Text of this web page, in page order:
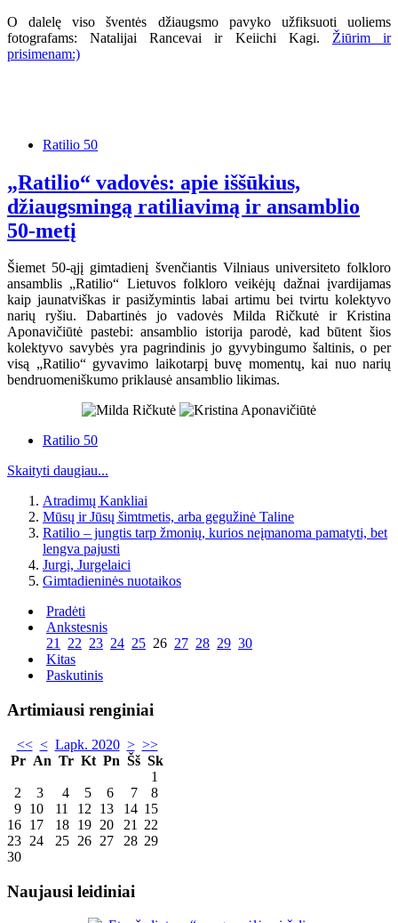
O dalelę viso šventės džiaugsmo pavyko užfiksuoti uoliems
fotografams: Natalijai Rancevai ir Keiichi Kagi. Žiūrim ir
prisimenam:)
Ratilio 50
„Ratilio“ vadovės: apie iššūkius,
džiaugsmingą ratiliavimą ir ansamblio
50-metį
Šiemet 50-ąjį gimtadienį švenčiantis Vilniaus universiteto folkloro
ansamblis „Ratilio“ Lietuvos folkloro veikėjų dažnai įvardijamas
kaip jaunatviškas ir pasižymintis labai artimu bei tvirtu kolektyvo
narių ryšiu. Dabartinės jo vadovės Milda Ričkutė ir Kristina
Aponavičiūtė pastebi: ansamblio istorija parodė, kad būtent šios
kolektyvo savybės yra pagrindinis jo gyvybingumo šaltinis, o per
visą „Ratilio“ gyvavimo laikotarpį buvę momentų, kai nuo narių
bendruomeniškumo priklausė ansamblio likimas.
Ratilio 50
Skaityti daugiau...
Atradimų Kankliai
Mūsų ir Jūsų šimtmetis, arba gegužinė Taline
Ratilio – jungtis tarp žmonių, kurios neįmanoma pamatyti, bet
lengva pajusti
Jurgi, Jurgelaici
Gimtadieninės nuotaikos
Pradėti
Ankstesnis
21 22 23 24 25 26 27 28 29 30
Kitas
Paskutinis
Artimiausi renginiai
<< < Lapk. 2020 > >>
Pr An Tr Kt Pn Šš Sk
1
2
3 4 5 6 7
8
9 10 11 12 13 14 15
16 17 18 19 20 21
22
23 24 25 26 27 28 29
30
Naujausi leidiniai